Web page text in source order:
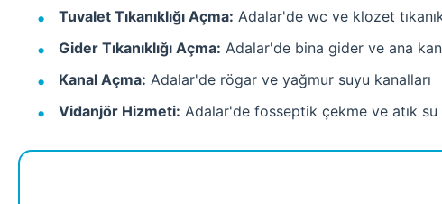
Tuvalet Tıkanıklığı Açma: Adalar'de wc ve klozet
Gider Tıkanıklığı Açma: Adalar'de bina gider ve ana
Kanal Açma: Adalar'de rögar ve yağmur suyu kanalları
Vidanjör Hizmeti: Adalar'de fosseptik çekme ve atık su